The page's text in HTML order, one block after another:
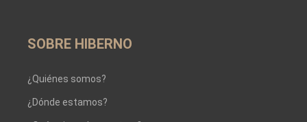
SOBRE HIBERNO
¿Quiénes somos?
¿Dónde estamos?